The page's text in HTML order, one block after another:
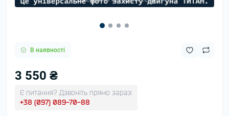
В наявності
3 550 ₴
Є питання? Дзвоніть прямо зараз:
+38 (097) 089-70-88